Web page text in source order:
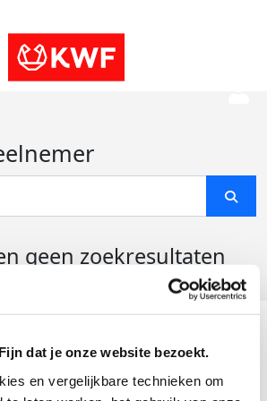
dat je onze website bezoekt.
en vergelijkbare technieken om
geen zoekresultaten